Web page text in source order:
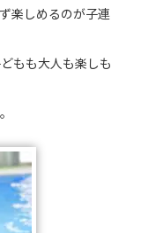
楽しめるのが子連
もも大人も楽しも